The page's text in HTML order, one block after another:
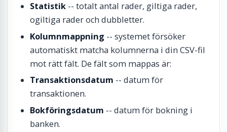
Statistik -- totalt antal rader, giltiga rader,
ogiltiga rader och dubbletter.
Kolumnmappning -- systemet försöker
automatiskt matcha kolumnerna i din CSV-fil
mot rätt fält. De fält som mappas är:
Transaktionsdatum -- datum för
transaktionen.
Bokföringsdatum -- datum för bokning i
banken.